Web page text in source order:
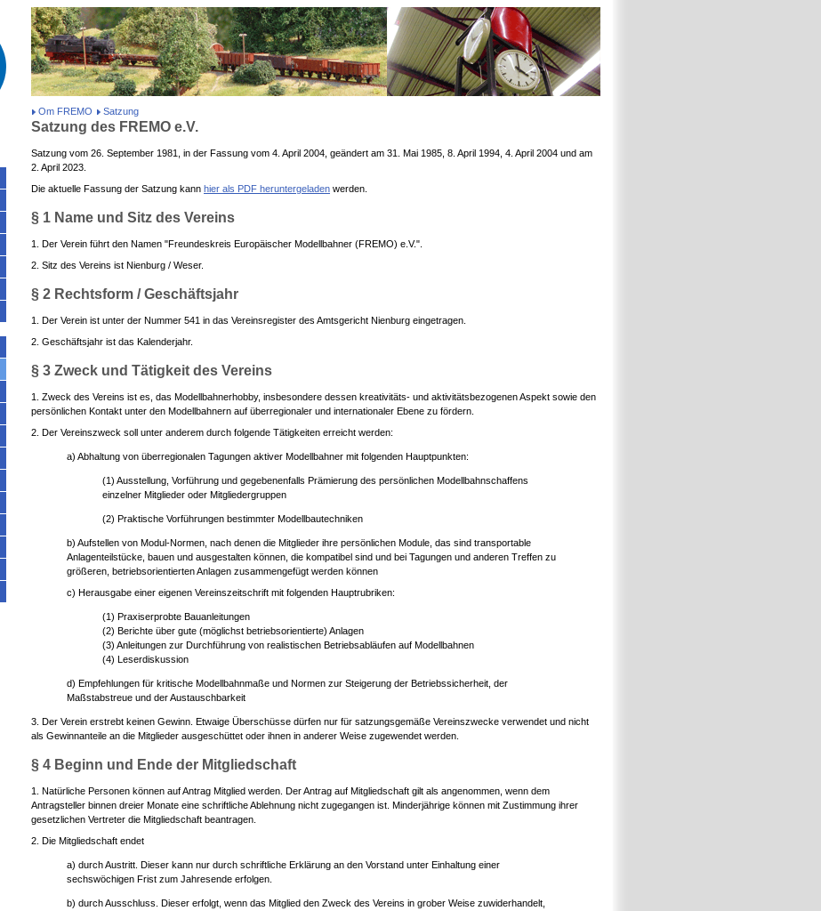
Om FREMO Satzung
Satzung des FREMO e.V.
Satzung vom 26. September 1981, in der Fassung vom 4. April 2004, geändert am 31. Mai 1985, 8. April 1994, 4. April 2004 und am
2. April 2023.
Die aktuelle Fassung der Satzung kann hier als PDF heruntergeladen werden.
§ 1 Name und Sitz des Vereins
1. Der Verein führt den Namen "Freundeskreis Europäischer Modellbahner (FREMO) e.V.".
2. Sitz des Vereins ist Nienburg / Weser.
§ 2 Rechtsform / Geschäftsjahr
1. Der Verein ist unter der Nummer 541 in das Vereinsregister des Amtsgericht Nienburg eingetragen.
2. Geschäftsjahr ist das Kalenderjahr.
§ 3 Zweck und Tätigkeit des Vereins
1. Zweck des Vereins ist es, das Modellbahnerhobby, insbesondere dessen kreativitäts- und aktivitätsbezogenen Aspekt sowie den
persönlichen Kontakt unter den Modellbahnern auf überregionaler und internationaler Ebene zu fördern.
2. Der Vereinszweck soll unter anderem durch folgende Tätigkeiten erreicht werden:
a) Abhaltung von überregionalen Tagungen aktiver Modellbahner mit folgenden Hauptpunkten:
(1) Ausstellung, Vorführung und gegebenenfalls Prämierung des persönlichen Modellbahnschaffens
einzelner Mitglieder oder Mitgliedergruppen
(2) Praktische Vorführungen bestimmter Modellbautechniken
b) Aufstellen von Modul-Normen, nach denen die Mitglieder ihre persönlichen Module, das sind transportable
Anlagenteilstücke, bauen und ausgestalten können, die kompatibel sind und bei Tagungen und anderen Treffen zu
größeren, betriebsorientierten Anlagen zusammengefügt werden können
c) Herausgabe einer eigenen Vereinszeitschrift mit folgenden Hauptrubriken:
(1) Praxiserprobte Bauanleitungen
(2) Berichte über gute (möglichst betriebsorientierte) Anlagen
(3) Anleitungen zur Durchführung von realistischen Betriebsabläufen auf Modellbahnen
(4) Leserdiskussion
d) Empfehlungen für kritische Modellbahnmaße und Normen zur Steigerung der Betriebssicherheit, der
Maßstabstreue und der Austauschbarkeit
3. Der Verein erstrebt keinen Gewinn. Etwaige Überschüsse dürfen nur für satzungsgemäße Vereinszwecke verwendet und nicht
als Gewinnanteile an die Mitglieder ausgeschüttet oder ihnen in anderer Weise zugewendet werden.
§ 4 Beginn und Ende der Mitgliedschaft
1. Natürliche Personen können auf Antrag Mitglied werden. Der Antrag auf Mitgliedschaft gilt als angenommen, wenn dem
Antragsteller binnen dreier Monate eine schriftliche Ablehnung nicht zugegangen ist. Minderjährige können mit Zustimmung ihrer
gesetzlichen Vertreter die Mit­glied­schaft beantragen.
2. Die Mitgliedschaft endet
a) durch Austritt. Dieser kann nur durch schriftliche Erklärung an den Vorstand unter Einhaltung einer
sechswöchigen Frist zum Jahresende erfolgen.
b) durch Ausschluss. Dieser erfolgt, wenn das Mitglied den Zweck des Vereins in grober Weise zuwiderhandelt,